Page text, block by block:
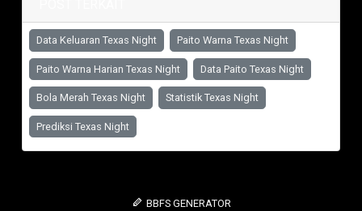
Data Keluaran Texas Night Paito Warna Texas Night
Paito Warna Harian Texas Night Data Paito Texas Night
Bola Merah Texas Night Statistik Texas Night
Prediksi Texas Night
BBFS GENERATOR